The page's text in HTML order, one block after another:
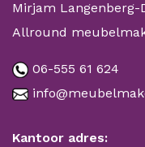
Mirjam Langenberg-
Allround
06-555 61 624
Kantoor adres: